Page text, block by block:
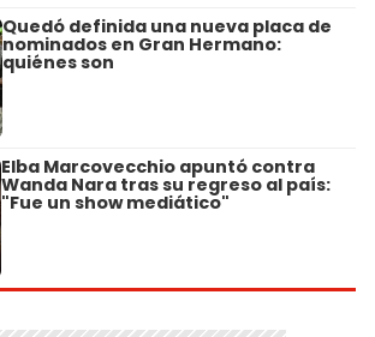
Quedó definida una nueva placa de
nominados en Gran Hermano:
quiénes son
Elba Marcovecchio apuntó contra
Wanda Nara tras su regreso al país:
"Fue un show mediático"